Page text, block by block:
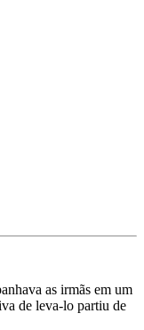
as irmãs em um
de leva-lo partiu de